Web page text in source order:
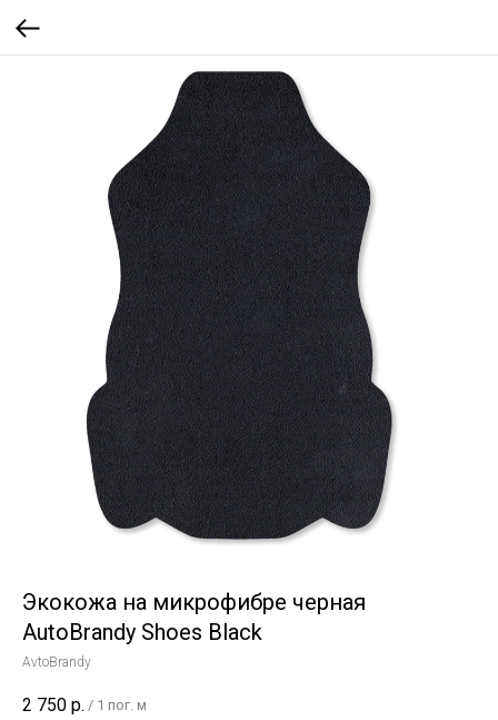
Экокожа на микрофибре черная
AutoBrandy Shoes Black
AvtoBrandy
2 750 р. / 1 пог. м